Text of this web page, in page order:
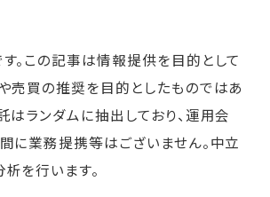
。この記事は情報提供を目的として
売買の推奨を目的としたものではあ
はランダムに抽出しており、運用会
に業務提携等はございません。中立
を行います。